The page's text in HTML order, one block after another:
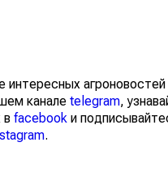
агроновостей
канале telegram,
в facebook и
.